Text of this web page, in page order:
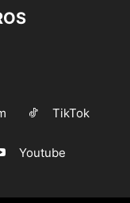
TikTok
Youtube